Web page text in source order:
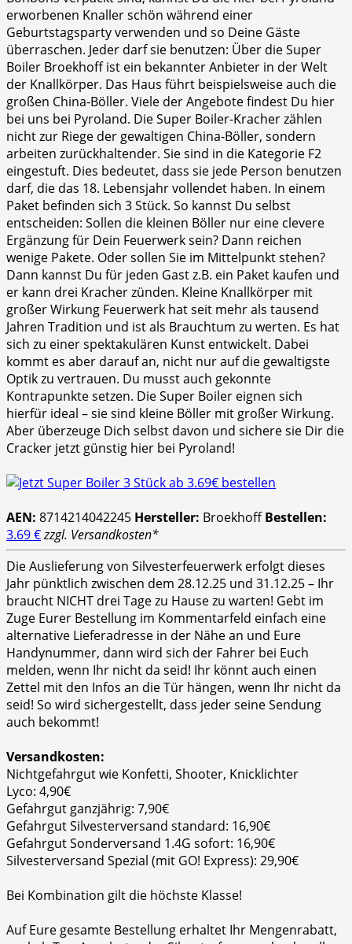
erworbenen Knaller schön während einer
Geburtstagsparty verwenden und so Deine Gäste
überraschen. Jeder darf sie benutzen: Über die Super
Boiler Broekhoff ist ein bekannter Anbieter in der Welt
der Knallkörper. Das Haus führt beispielsweise auch die
großen China-Böller. Viele der Angebote findest Du hier
bei uns bei Pyroland. Die Super Boiler-Kracher zählen
nicht zur Riege der gewaltigen China-Böller, sondern
arbeiten zurückhaltender. Sie sind in die Kategorie F2
eingestuft. Dies bedeutet, dass sie jede Person benutzen
darf, die das 18. Lebensjahr vollendet haben. In einem
Paket befinden sich 3 Stück. So kannst Du selbst
entscheiden: Sollen die kleinen Böller nur eine clevere
Ergänzung für Dein Feuerwerk sein? Dann reichen
wenige Pakete. Oder sollen Sie im Mittelpunkt stehen?
Dann kannst Du für jeden Gast z.B. ein Paket kaufen und
er kann drei Kracher zünden. Kleine Knallkörper mit
großer Wirkung Feuerwerk hat seit mehr als tausend
Jahren Tradition und ist als Brauchtum zu werten. Es hat
sich zu einer spektakulären Kunst entwickelt. Dabei
kommt es aber darauf an, nicht nur auf die gewaltigste
Optik zu vertrauen. Du musst auch gekonnte
Kontrapunkte setzen. Die Super Boiler eignen sich
hierfür ideal – sie sind kleine Böller mit großer Wirkung.
Aber überzeuge Dich selbst davon und sichere sie Dir die
Cracker jetzt günstig hier bei Pyroland!
AEN: 8714214042245 Hersteller: BroekhoffBestellen:
3.69 €zzgl. Versandkosten*
Die Auslieferung von Silvesterfeuerwerk erfolgt dieses
Jahr pünktlich zwischen dem 28.12.25 und 31.12.25 – Ihr
braucht NICHT drei Tage zu Hause zu warten! Gebt im
Zuge Eurer Bestellung im Kommentarfeld einfach eine
alternative Lieferadresse in der Nähe an und Eure
Handynummer, dann wird sich der Fahrer bei Euch
melden, wenn Ihr nicht da seid! Ihr könnt auch einen
Zettel mit den Infos an die Tür hängen, wenn Ihr nicht da
seid! So wird sichergestellt, dass jeder seine Sendung
auch bekommt!
Versandkosten:
Nichtgefahrgut wie Konfetti, Shooter, Knicklichter
Lyco: 4,90€
Gefahrgut ganzjährig: 7,90€
Gefahrgut Silvesterversand standard: 16,90€
Gefahrgut Sonderversand 1.4G sofort: 16,90€
Silvesterversand Spezial (mit GO! Express): 29,90€
Bei Kombination gilt die höchste Klasse!
Auf Eure gesamte Bestellung erhaltet Ihr Mengenrabatt,